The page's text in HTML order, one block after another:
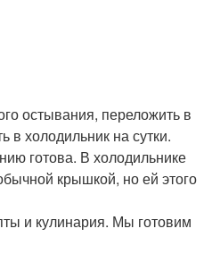
остывания, переложить в
в холодильник на сутки.
готова. В холодильнике
крышкой, но ей этого
и кулинария. Мы готовим